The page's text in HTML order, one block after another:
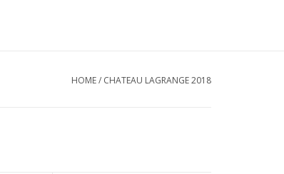
HOME/ CHATEAU LAGRANGE 2018